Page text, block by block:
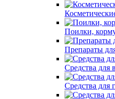
Поилки,
Препараты
Средства для
Средства для